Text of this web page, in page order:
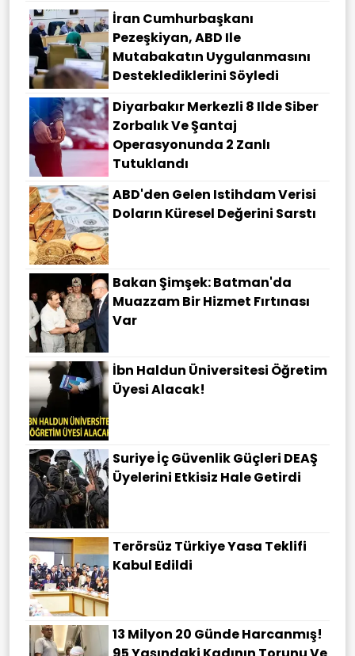
İran Cumhurbaşkanı
Pezeşkiyan, ABD Ile
Mutabakatın Uygulanmasını
Desteklediklerini Söyledi
Diyarbakır Merkezli 8 Ilde Siber
Zorbalık Ve Şantaj
Operasyonunda 2 Zanlı
Tutuklandı
ABD'den Gelen Istihdam Verisi
Doların Küresel Değerini Sarstı
Bakan Şimşek: Batman'da
Muazzam Bir Hizmet Fırtınası
Var
İbn Haldun Üniversitesi Öğretim
Üyesi Alacak!
Suriye İç Güvenlik Güçleri DEAŞ
Üyelerini Etkisiz Hale Getirdi
Terörsüz Türkiye Yasa Teklifi
Kabul Edildi
13 Milyon 20 Günde Harcanmış!